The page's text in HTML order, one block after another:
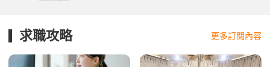
求職攻略 更多訂閱內容